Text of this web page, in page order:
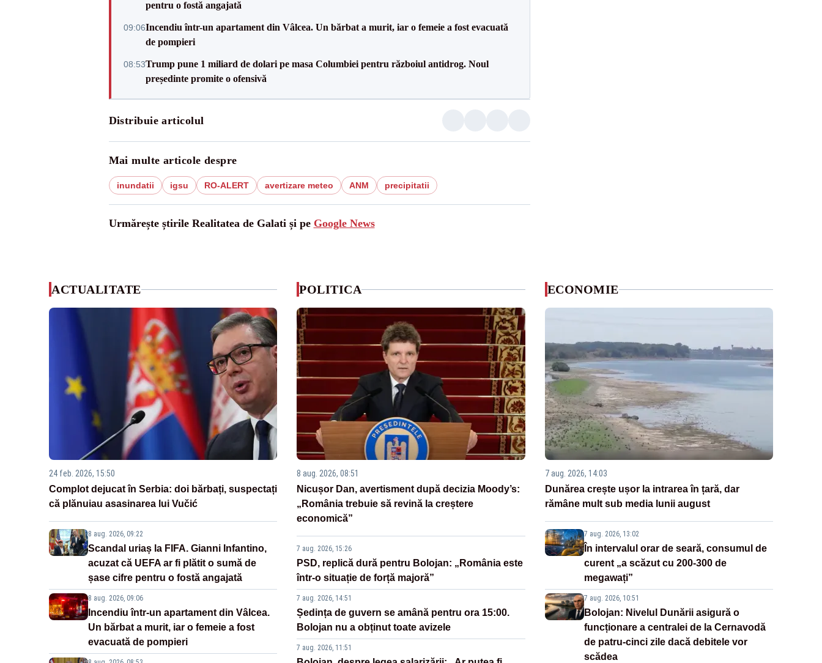
pentru o fostă angajată
09:06Incendiu într-un apartament din Vâlcea. Un bărbat a murit, iar o femeie a fost evacuată
de pompieri
08:53Trump pune 1 miliard de dolari pe masa Columbiei pentru războiul antidrog. Noul
președinte promite o ofensivă
Distribuie articolul
Mai multe articole despre
inundatii igsu RO-ALERT avertizare meteo ANM precipitatii
Urmărește știrile Realitatea de Galati și pe Google News
ACTUALITATE
24 feb. 2026, 15:50
Complot dejucat în Serbia: doi bărbați, suspectați
că plănuiau asasinarea lui Vučić
8 aug. 2026, 09:22
Scandal uriaș la FIFA. Gianni Infantino,
acuzat că UEFA ar fi plătit o sumă de
șase cifre pentru o fostă angajată
8 aug. 2026, 09:06
Incendiu într-un apartament din Vâlcea.
Un bărbat a murit, iar o femeie a fost
evacuată de pompieri
POLITICA
8 aug. 2026, 08:51
Nicușor Dan, avertisment după decizia Moody’s:
„România trebuie să revină la creștere
economică”
7 aug. 2026, 15:26
PSD, replică dură pentru Bolojan: „România este
într-o situație de forță majoră”
7 aug. 2026, 14:51
Ședința de guvern se amână pentru ora 15:00.
Bolojan nu a obținut toate avizele
7 aug. 2026, 11:51
ECONOMIE
7 aug. 2026, 14:03
Dunărea crește ușor la intrarea în țară, dar
rămâne mult sub media lunii august
7 aug. 2026, 13:02
În intervalul orar de seară, consumul de
curent „a scăzut cu 200-300 de
megawați”
7 aug. 2026, 10:51
Bolojan: Nivelul Dunării asigură o
funcționare a centralei de la Cernavodă
de patru-cinci zile dacă debitele vor
scădea